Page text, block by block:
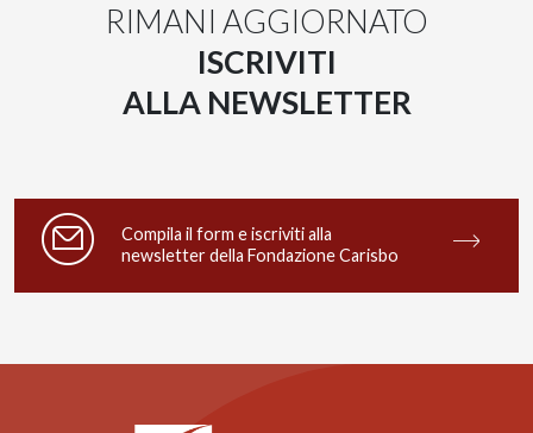
RIMANI AGGIORNATO
ISCRIVITI
ALLA NEWSLETTER
Compila il form e iscriviti alla
newsletter della Fondazione Carisbo